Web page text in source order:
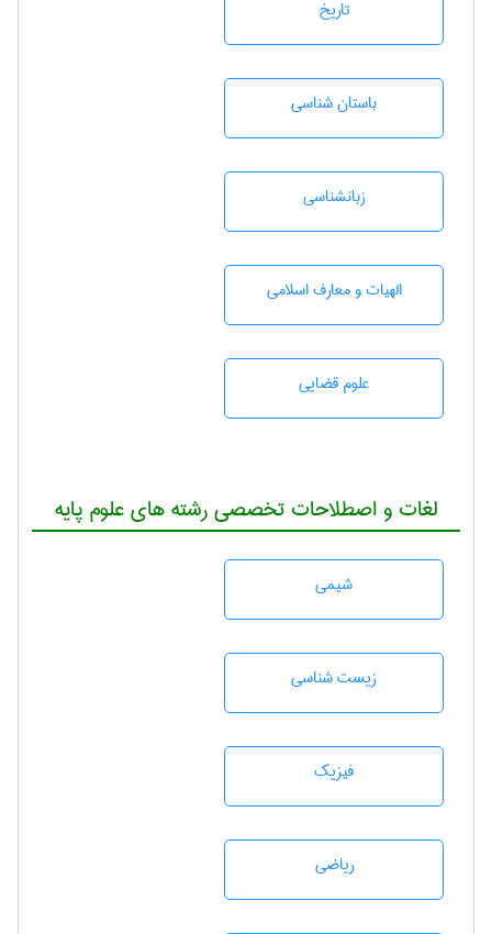
تاريخ
باستان شناسی
زبانشناسی
الهیات و معارف اسلامی
علوم قضایی
لغات و اصطلاحات تخصصی رشته های علوم پایه
شيمی
زيست شناسی
فیزیک
رياضی